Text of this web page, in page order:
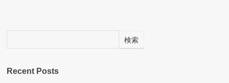
検索
Recent Posts